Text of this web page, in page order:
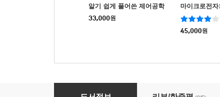
알기 쉽게 풀어쓴 제어공학
33,000원
마이크로전자
45,000원
ATmega128로 배우는 마이크로컨트롤러 프로